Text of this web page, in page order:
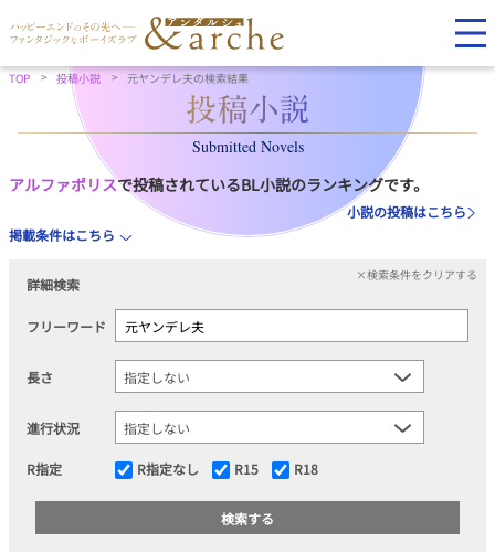
TOP 投稿小説 元ヤンデレ夫の検索結果
Submitted Novels
アルファポリスで投稿されているBL小説のランキングです。
小説の投稿はこちら
掲載条件はこちら
詳細検索
×検索条件をクリアする
フリーワード
長さ
進行状況
R指定 R指定なし R15 R18